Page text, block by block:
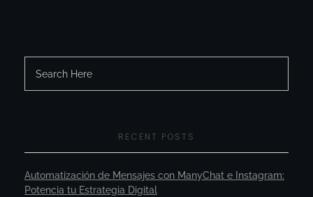
RECENT POSTS
Automatización de Mensajes con ManyChat e Instagram:
Potencia tu Estrategia Digital